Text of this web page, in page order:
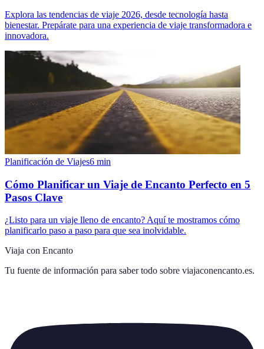
Explora las tendencias de viaje 2026, desde tecnología hasta
bienestar. Prepárate para una experiencia de viaje transformadora e
innovadora.
Planificación de Viajes6 min
Cómo Planificar un Viaje de Encanto Perfecto en 5
Pasos Clave
¿Listo para un viaje lleno de encanto? Aquí te mostramos cómo
planificarlo paso a paso para que sea inolvidable.
Viaja con Encanto
Tu fuente de información para saber todo sobre viajaconencanto.es.